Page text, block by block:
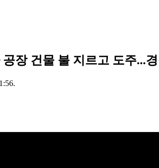
장 건물 불 지르고 도주...